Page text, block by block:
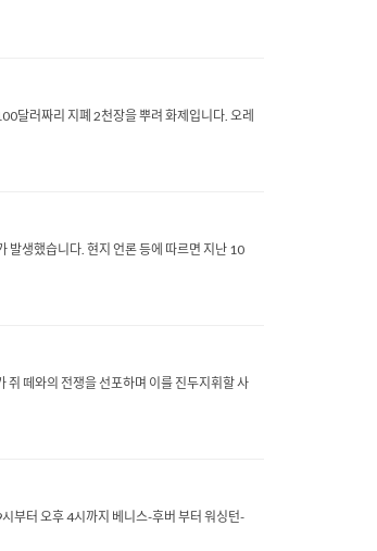
달러짜리 지폐 2천장을 뿌려 화제입니다. 오레
발생했습니다. 현지 언론 등에 따르면 지난 10
쥐 떼와의 전쟁을 선포하며 이를 진두지휘할 사
부터 오후 4시까지 베니스-후버 부터 워싱턴-